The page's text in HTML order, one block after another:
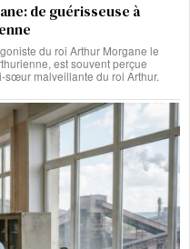
de guérisseuse à
du roi Arthur Morgane le
est souvent perçue
sœur malveillante du roi Arthur.